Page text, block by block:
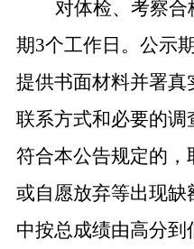
对体检、考察
期3个工作日。公示
提供书面材料并署
联系方式和必要的调
符合本公告规定的
或自愿放弃等出现缺
中按总成绩由高分